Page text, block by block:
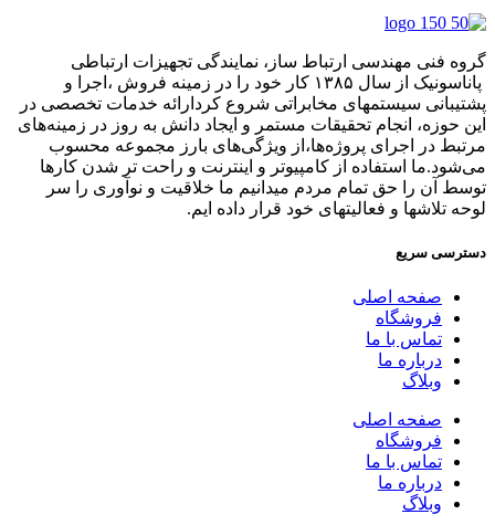
گروه فنی مهندسی ارتباط ساز، نمایندگی تجهیزات ارتباطی
پاناسونیک از سال ۱۳۸۵ کار خود را در زمینه فروش ،اجرا و
پشتیبانی سیستمهای مخابراتی شروع کردارائه خدمات تخصصی در
این حوزه، انجام تحقیقات مستمر و ایجاد دانش به‌ روز در زمینه‌های
مرتبط در اجرای پروژه‌ها،از ویژگی‌های بارز مجموعه محسوب
می‌شود.ما استفاده از کامپیوتر و اینترنت و راحت تر شدن کارها
توسط آن را حق تمام مردم میدانیم ما خلاقیت و نوآوری را سر
لوحه تلاشها و فعالیتهای خود قرار داده ایم.
دسترسی سریع
صفحه اصلی
فروشگاه
تماس با ما
درباره ما
وبلاگ
صفحه اصلی
فروشگاه
تماس با ما
درباره ما
وبلاگ